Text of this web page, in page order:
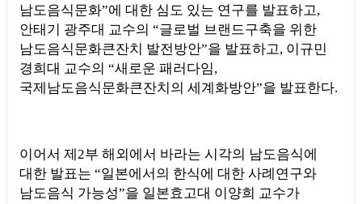
남도음식문화”에 대한 심도 있는 연구를 발표하고,
안태기 광주대 교수의 “글로벌 브랜드구축을 위한
남도음식문화큰잔치 발전방안”을 발표하고, 이규민
경희대 교수의 “새로운 패러다임,
국제남도음식문화큰잔치의 세계화방안”을 발표한다.
이어서 제 2부 해외에서 바라는 시각의 남도음식에
대한 발표는 “일본에서의 한식에 대한 사례연구와
남도음식 가능성”을 일본효고대 이양희 교수가